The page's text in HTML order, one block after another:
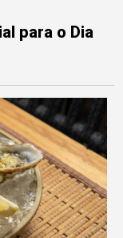
para o Dia